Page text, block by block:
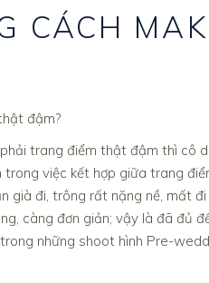
CÁCH
đậm?
trang điểm thật đậm thì cô
trong việc kết hợp giữa trang
già đi, trông rất nặng nề, mất
càng đơn giản; vậy là đã đủ
những shoot hình Pre-